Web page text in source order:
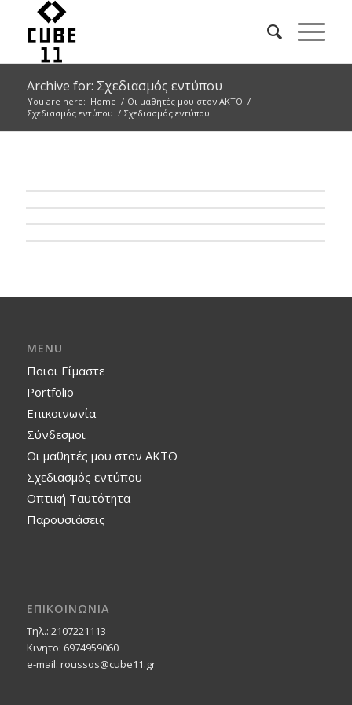
Archive for: Σχεδιασμός εντύπου
You are here: Home / Οι μαθητές μου στον ΑΚΤΟ /
Σχεδιασμός εντύπου / Σχεδιασμός εντύπου
MENU
Ποιοι Είμαστε
Portfolio
Επικοινωνία
Σύνδεσμοι
Οι μαθητές μου στον ΑΚΤΟ
Σχεδιασμός εντύπου
Οπτική Ταυτότητα
Παρουσιάσεις
ΕΠΙΚΟΙΝΩΝΙΑ
Τηλ.: 2107221113
Κινητο: 6974959060
e-mail: roussos@cube11.gr